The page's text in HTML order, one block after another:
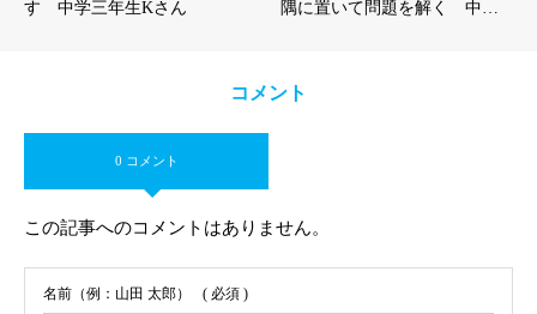
す 中学三年生Kさん
隅に置いて問題を解く 中…
コメント
0 コメント
この記事へのコメントはありません。
名前（例：山田 太郎） ( 必須 )